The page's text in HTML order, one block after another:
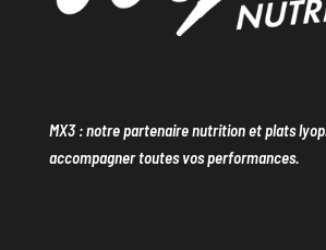
MX3 : notre partenaire nutrition et plats
accompagner toutes vos performances.